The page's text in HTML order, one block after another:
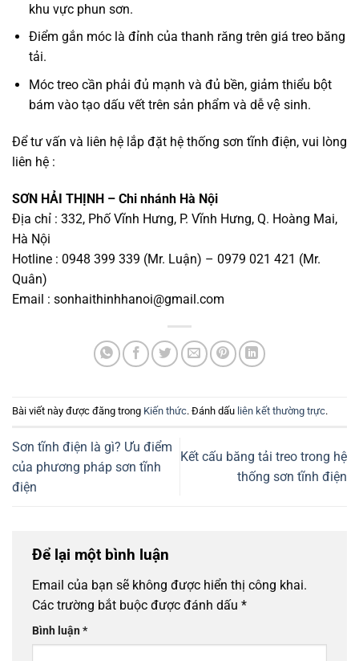
khu vực phun sơn.
Điểm gắn móc là đỉnh của thanh răng trên giá treo băng
tải.
Móc treo cần phải đủ mạnh và đủ bền, giảm thiểu bột
bám vào tạo dấu vết trên sản phẩm và dễ vệ sinh.
Để tư vấn và liên hệ lắp đặt hệ thống sơn tĩnh điện, vui lòng
liên hệ :
SƠN HẢI THỊNH – Chi nhánh Hà Nội
Địa chỉ : 332, Phố Vĩnh Hưng, P. Vĩnh Hưng, Q. Hoàng Mai,
Hà Nội
Hotline : 0948 399 339 (Mr. Luận) – 0979 021 421 (Mr.
Quân)
Email : sonhaithinhhanoi@gmail.com
Bài viết này được đăng trong Kiến thức. Đánh dấu liên kết thường trực.
Sơn tĩnh điện là gì? Ưu điểm
của phương pháp sơn tĩnh
điện
Kết cấu băng tải treo trong hệ
thống sơn tĩnh điện
Để lại một bình luận
Email của bạn sẽ không được hiển thị công khai.
Các trường bắt buộc được đánh dấu *
Bình luận*